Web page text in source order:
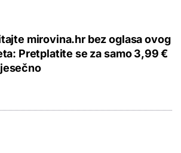
mirovina.hr bez oglasa ovog
Pretplatite se za samo 3,99 €